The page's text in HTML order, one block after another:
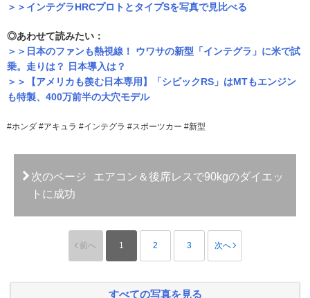
＞＞インテグラHRCプロトとタイプSを写真で見比べる
◎あわせて読みたい：
＞＞日本のファンも熱視線！ ウワサの新型「インテグラ」に米で試
乗。走りは？ 日本導入は？
＞＞【アメリカも羨む日本専用】「シビックRS」はMTもエンジン
も特製、400万前半の大穴モデル
#ホンダ #アキュラ #インテグラ #スポーツカー #新型
次のページ
エアコン＆後席レスで90kgのダイエッ
トに成功
前へ 1 2 3 次へ
すべての写真を見る